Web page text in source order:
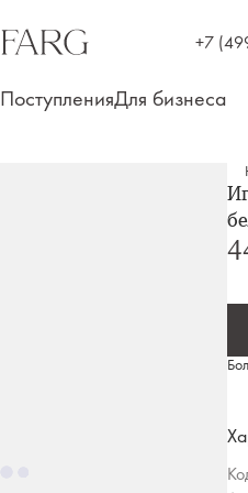
+7
ПоступленияДля бизнеса